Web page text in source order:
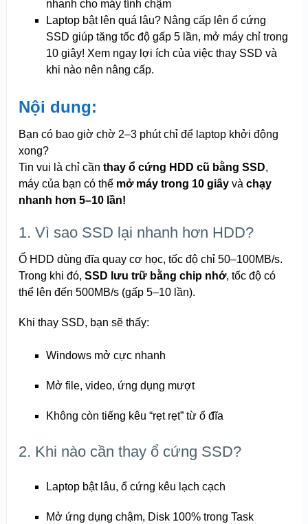
nhanh cho máy tính chậm
Laptop bật lên quá lâu? Nâng cấp lên ổ cứng
SSD giúp tăng tốc độ gấp 5 lần, mở máy chỉ trong
10 giây! Xem ngay lợi ích của việc thay SSD và
khi nào nên nâng cấp.
Nội dung:
Bạn có bao giờ chờ 2–3 phút chỉ để laptop khởi động
xong?
Tin vui là chỉ cần thay ổ cứng HDD cũ bằng SSD,
máy của bạn có thể mở máy trong 10 giâyvà chạy
nhanh hơn 5–10 lần!
1. Vì sao SSD lại nhanh hơn HDD?
Ổ HDD dùng đĩa quay cơ học, tốc độ chỉ 50–100MB/s.
Trong khi đó, SSD lưu trữ bằng chip nhớ, tốc độ có
thể lên đến 500MB/s (gấp 5–10 lần).
Khi thay SSD, bạn sẽ thấy:
Windows mở cực nhanh
Mở file, video, ứng dụng mượt
Không còn tiếng kêu “rẹt rẹt” từ ổ đĩa
2. Khi nào cần thay ổ cứng SSD?
Laptop bật lâu, ổ cứng kêu lạch cạch
Mở ứng dụng chậm, Disk 100% trong Task